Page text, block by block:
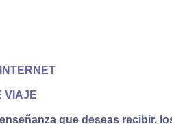
VIAJE
que deseas recibir,